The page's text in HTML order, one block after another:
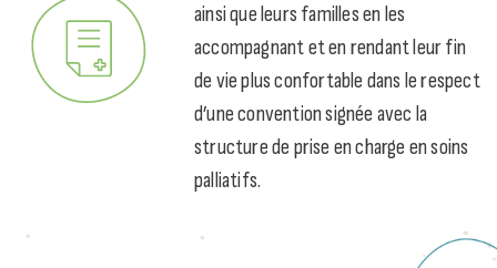
ainsi que leurs familles en les
accompagnant et en rendant leur fin
de vie plus confortable dans le respect
d’une convention signée avec la
structure de prise en charge en soins
palliatifs.